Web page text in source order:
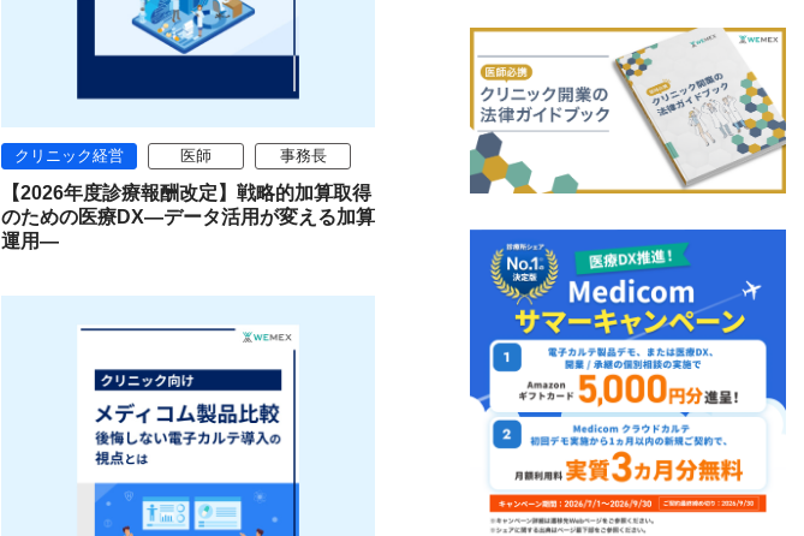
クリニック経営 医師 事務長
【2026年度診療報酬改定】戦略的加算取得
のための医療DX―データ活用が変える加算
運用―